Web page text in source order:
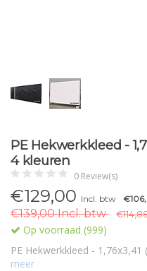
PE Hekwerkkleed -
4 kleuren
0 Review(s)
€129,00 Incl. btw
€139,00 Incl. btw
Op voorraad (999)
PE Hekwerkkleed -
meer